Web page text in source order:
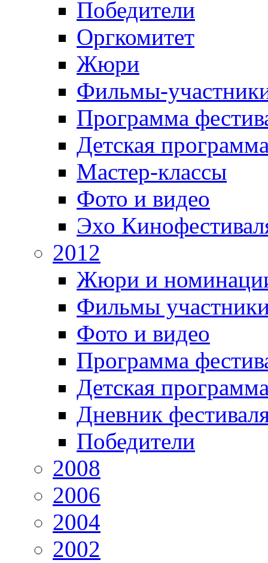
Победители
Оргкомитет
Жюри
Фильмы-
Программа
Детская
Мастер-классы
Фото и видео
Эхо
2012
Жюри и
Фильмы
Фото и видео
Программа
Детская
Дневник
Победители
2008
2006
2004
2002